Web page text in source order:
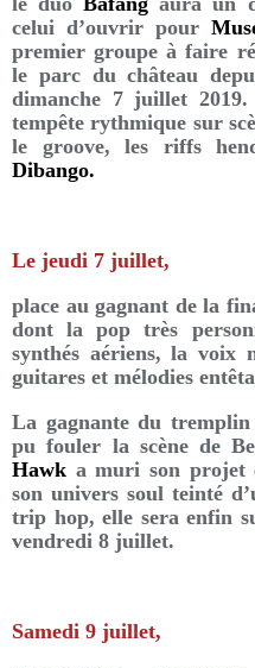
celui d’ouvrir pour
premier groupe à faire
le parc du château
dimanche 7 juillet 2019.
tempête rythmique sur
le groove, les riffs
Dibango.
Le jeudi 7 juillet,
place au gagnant de la
dont la pop très
synthés aériens, la voix
guitares et mélodies
La gagnante du tremplin
pu fouler la scène de
Hawk a muri son projet
son univers soul teinté
trip hop, elle sera enfin
vendredi 8 juillet.
Samedi 9 juillet,